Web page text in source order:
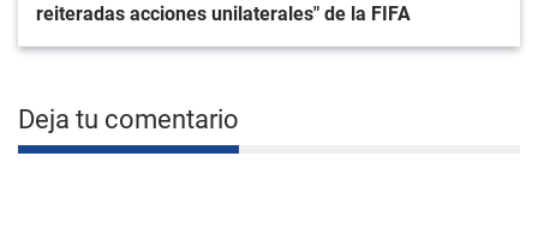
reiteradas acciones unilaterales" de la FIFA
Deja tu comentario